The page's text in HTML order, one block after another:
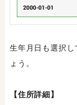
生年月日も選択
ょう。
【住所詳細】